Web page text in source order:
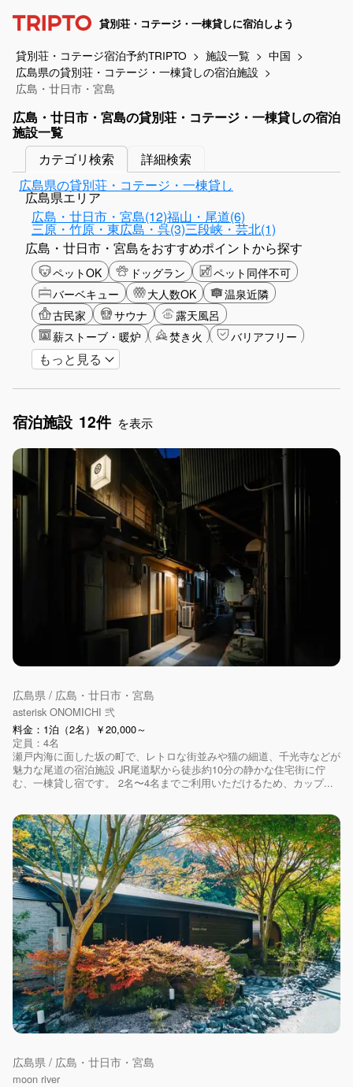
貸別荘・コテージ・一棟貸しに宿泊しよう
貸別荘・コテージ宿泊予約TRIPTO 施設一覧
中国
広島県の貸別荘・コテージ・一棟貸しの宿泊施設
広島・廿日市・宮島
広島・廿日市・宮島の貸別荘・コテージ・一棟貸しの宿泊
施設一覧
カテゴリ検索
詳細検索
広島県の貸別荘・コテージ・一棟貸し
広島県エリア
広島・廿日市・宮島(12)福山・尾道(6)
三原・竹原・東広島・呉(3)三段峡・芸北(1)
広島・廿日市・宮島をおすすめポイントから探す
ペットOK ドッグラン
ペット同伴不可
バーベキュー
大人数OK
温泉近隣
古民家
サウナ
露天風呂
薪ストーブ・暖炉
焚き火
バリアフリー
カップル
もっと見る
宿泊施設 12件 を表示
広島県 / 広島・廿日市・宮島
asterisk ONOMICHI 弐
料金：1泊（2名）￥20,000～
定員：4名
瀬戸内海に面した坂の町で、レトロな街並みや猫の細道、千光寺などが
魅力な尾道の宿泊施設 JR尾道駅から徒歩約10分の静かな住宅街に佇
む、一棟貸し宿です。 2名〜4名までご利用いただけるため、カップ...
広島県 / 広島・廿日市・宮島
moon river